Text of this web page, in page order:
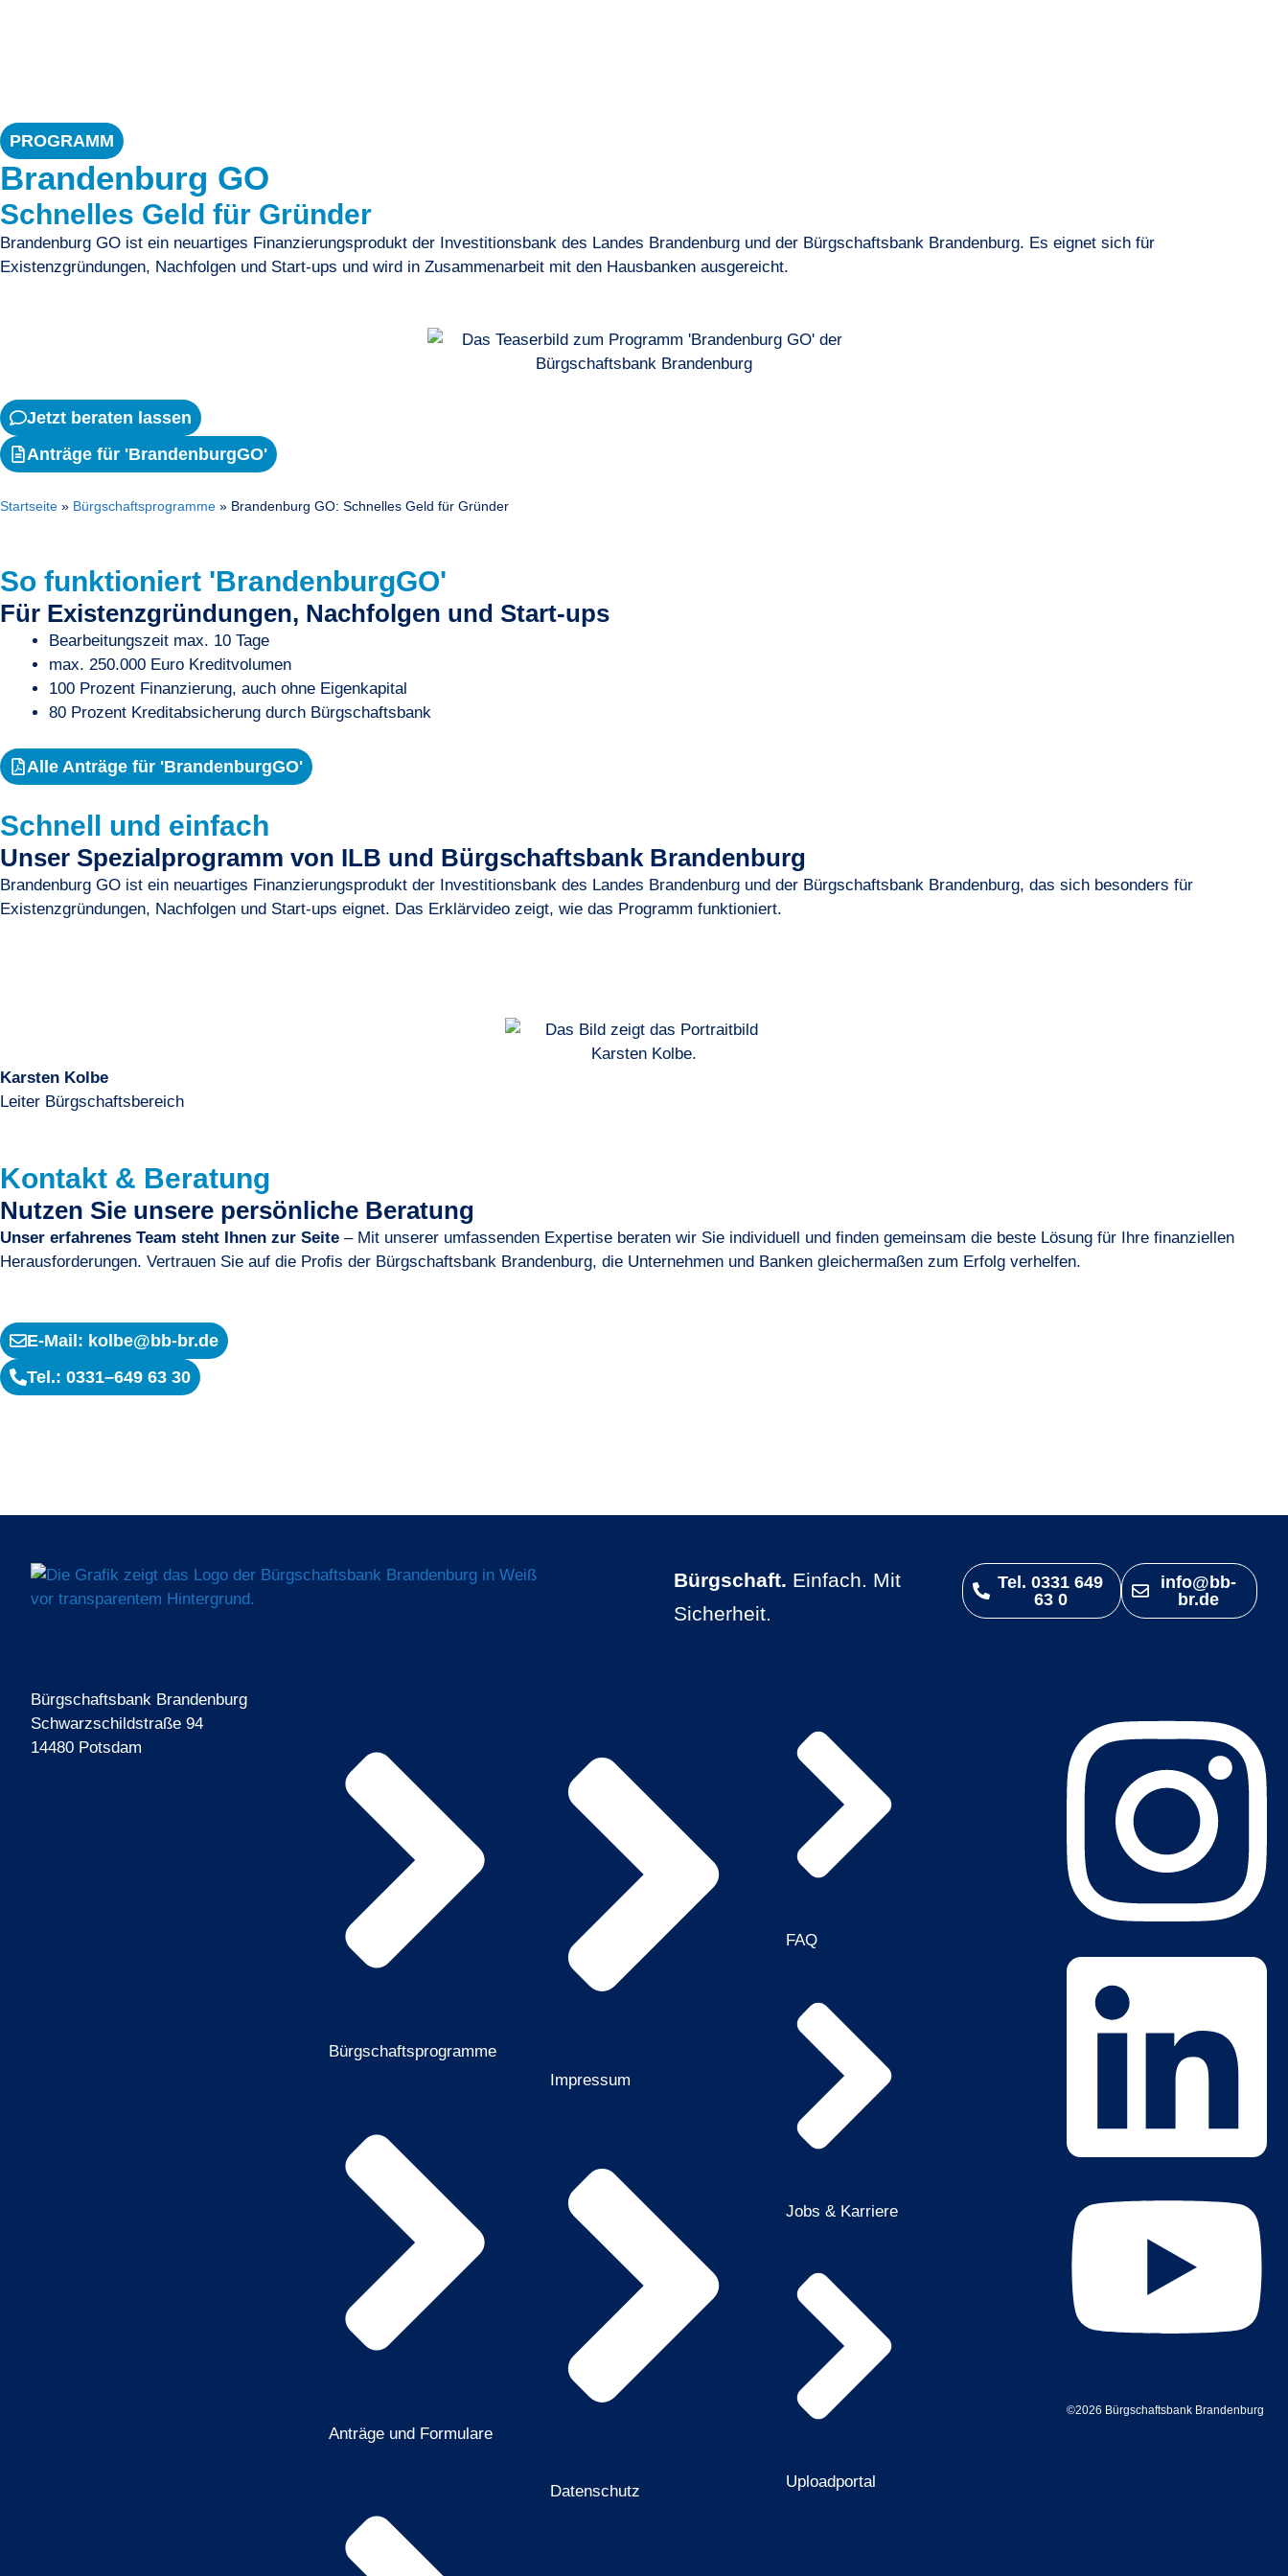
PROGRAMM
Brandenburg GO
Schnelles Geld für Gründer
Brandenburg GO ist ein neuartiges Finanzierungsprodukt der Investitionsbank des Landes Brandenburg und der Bürgschaftsbank Brandenburg. Es eignet sich für
Existenzgründungen, Nachfolgen und Start-ups und wird in Zusammenarbeit mit den Hausbanken ausgereicht.
Jetzt beraten lassen
Anträge für 'BrandenburgGO'
Startseite » Bürgschaftsprogramme » Brandenburg GO: Schnelles Geld für Gründer
So funktioniert 'BrandenburgGO'
Für Existenzgründungen, Nachfolgen und Start-ups
Bearbeitungszeit max. 10 Tage
max. 250.000 Euro Kreditvolumen
100 Prozent Finanzierung, auch ohne Eigenkapital
80 Prozent Kreditabsicherung durch Bürgschaftsbank
Alle Anträge für 'BrandenburgGO'
Schnell und einfach
Unser Spezialprogramm von ILB und Bürgschaftsbank Brandenburg
Brandenburg GO ist ein neuartiges Finanzierungsprodukt der Investitionsbank des Landes Brandenburg und der Bürgschaftsbank Brandenburg, das sich besonders für
Existenzgründungen, Nachfolgen und Start-ups eignet. Das Erklärvideo zeigt, wie das Programm funktioniert.
Karsten Kolbe
Leiter Bürgschaftsbereich
Kontakt & Beratung
Nutzen Sie unsere persönliche Beratung
Unser erfahrenes Team steht Ihnen zur Seite – Mit unserer umfassenden Expertise beraten wir Sie individuell und finden gemeinsam die beste Lösung für Ihre finanziellen
Herausforderungen. Vertrauen Sie auf die Profis der Bürgschaftsbank Brandenburg, die Unternehmen und Banken gleichermaßen zum Erfolg verhelfen.
E-Mail: kolbe@bb-br.de
Tel.: 0331–649 63 30
Bürgschaft. Einfach. Mit
Sicherheit.
Tel. 0331 649
63 0
info@bb-
br.de
Bürgschaftsbank Brandenburg
Schwarzschildstraße 94
14480 Potsdam
Bürgschaftsprogramme
Anträge und Formulare
Impressum
Datenschutz
FAQ
Jobs & Karriere
Uploadportal
©2026 Bürgschaftsbank Brandenburg